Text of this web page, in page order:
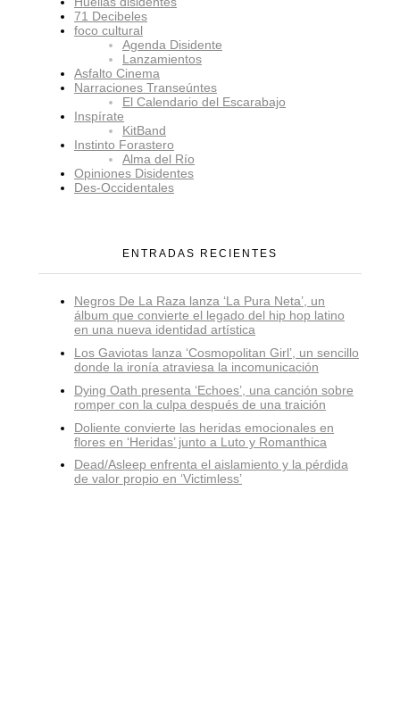
71 Decibeles
foco cultural
Agenda Disidente
Lanzamientos
Asfalto Cinema
Narraciones Transeúntes
El Calendario del Escarabajo
Inspírate
KitBand
Instinto Forastero
Alma del Río
Opiniones Disidentes
Des-Occidentales
ENTRADAS RECIENTES
Negros De La Raza lanza ‘La Pura Neta’, un
álbum que convierte el legado del hip hop latino
en una nueva identidad artística
Los Gaviotas lanza ‘Cosmopolitan Girl’, un sencillo
donde la ironía atraviesa la incomunicación
Dying Oath presenta ‘Echoes’, una canción sobre
romper con la culpa después de una traición
Doliente convierte las heridas emocionales en
flores en ‘Heridas’ junto a Luto y Romanthica
Dead/Asleep enfrenta el aislamiento y la pérdida
de valor propio en ‘Victimless’